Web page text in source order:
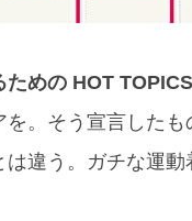
めの HOT
。そう宣言したも
違う。ガチな運